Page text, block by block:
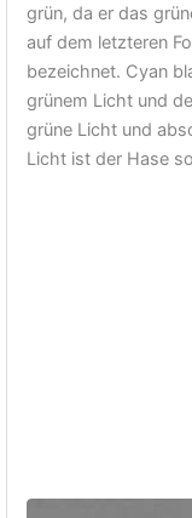
grün, da er das
auf dem letzteren
bezeichnet. Cyan
grünem Licht und
grüne Licht und
Licht ist der Hase